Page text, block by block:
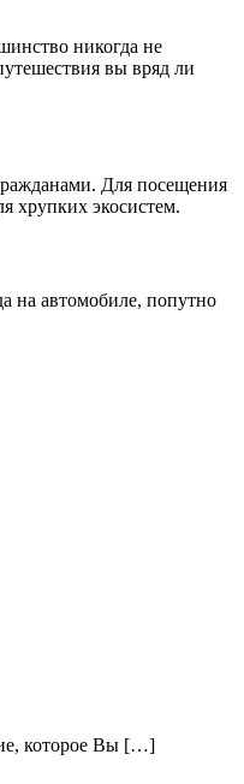
никогда не
вы вряд ли
Для посещения
хрупких экосистем.
на автомобиле, попутно
которое Вы […]